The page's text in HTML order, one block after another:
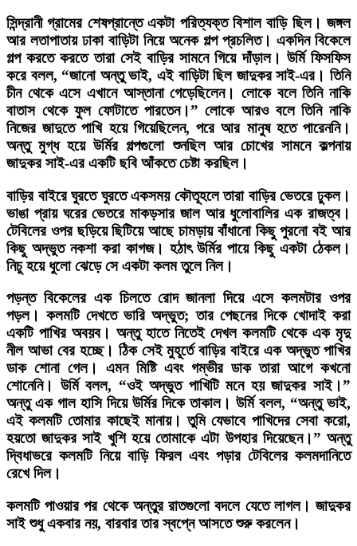
সিন্দ্রানী গ্রামের শেষপ্রান্তে একটা পরিত্যক্ত বিশাল বাড়ি ছিল। জঙ্গল
আর লতাপাতায় ঢাকা বাড়িটা নিয়ে অনেক গল্প প্রচলিত। একদিন বিকেলে
গল্প করতে করতে তারা সেই বাড়ির সামনে গিয়ে দাঁড়াল। উর্মি ফিসফিস
করে বলল, “জানো অন্তু ভাই, এই বাড়িটা ছিল জাদুকর সাই-এর। তিনি
চীন থেকে এসে এখানে আস্তানা গেড়েছিলেন। লোকে বলে তিনি নাকি
বাতাস থেকে ফুল ফোটাতে পারতেন।” লোকে আরও বলে তিনি নাকি
নিজের জাদুতে পাখি হয়ে গিয়েছিলেন, পরে আর মানুষ হতে পারেননি।
অন্তু মুগ্ধ হয়ে উর্মির গল্পগুলো শুনছিল আর চোখের সামনে কল্পনায়
জাদুকর সাই-এর একটি ছবি আঁকতে চেষ্টা করছিল।
বাড়ির বাইরে ঘুরতে ঘুরতে একসময় কৌতূহলে তারা বাড়ির ভেতরে ঢুকল।
ভাঙা প্রায় ঘরের ভেতরে মাকড়সার জাল আর ধুলোবালির এক রাজত্ব।
টেবিলের ওপর ছড়িয়ে ছিটিয়ে আছে চামড়ায় বাঁধানো কিছু পুরনো বই আর
কিছু অদ্ভুত নকশা করা কাগজ। হঠাৎ উর্মির পায়ে কিছু একটা ঠেকল।
নিচু হয়ে ধুলো ঝেড়ে সে একটা কলম তুলে নিল।
পড়ন্ত বিকেলের এক চিলতে রোদ জানলা দিয়ে এসে কলমটার ওপর
পড়ল। কলমটি দেখতে ভারি অদ্ভুত; তার পেছনের দিকে খোদাই করা
একটি পাখির অবয়ব। অন্তু হাতে নিতেই দেখল কলমটি থেকে এক মৃদু
নীল আভা বের হচ্ছে। ঠিক সেই মুহূর্তে বাড়ির বাইরে এক অদ্ভুত পাখির
ডাক শোনা গেল। এমন মিষ্টি এবং গম্ভীর ডাক তারা আগে কখনো
শোনেনি। উর্মি বলল, “ওই অদ্ভুত পাখিটি মনে হয় জাদুকর সাই।”
অন্তু এক গাল হাসি দিয়ে উর্মির দিকে তাকাল। উর্মি বলল, “অন্তু ভাই,
এই কলমটি তোমার কাছেই মানায়। তুমি যেভাবে পাখিদের সেবা করো,
হয়তো জাদুকর সাই খুশি হয়ে তোমাকে এটা উপহার দিয়েছেন।” অন্তু
দ্বিধাভরে কলমটি নিয়ে বাড়ি ফিরল এবং পড়ার টেবিলের কলমদানিতে
রেখে দিল।
কলমটি পাওয়ার পর থেকে অন্তুর রাতগুলো বদলে যেতে লাগল। জাদুকর
সাই শুধু একবার নয়, বারবার তার স্বপ্নে আসতে শুরু করলেন।